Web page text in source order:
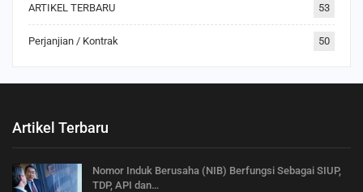
ARTIKEL TERBARU 53
Perjanjian / Kontrak 50
Artikel Terbaru
Nomor Induk Berusaha (NIB) Berfungsi Sebagai SIUP,
TDP, API dan…